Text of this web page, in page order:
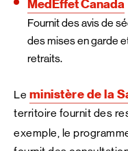
MedEffet Canada
Fournit des avis de
des mises en garde
retraits.
Le ministère de la
territoire fournit des
exemple, le